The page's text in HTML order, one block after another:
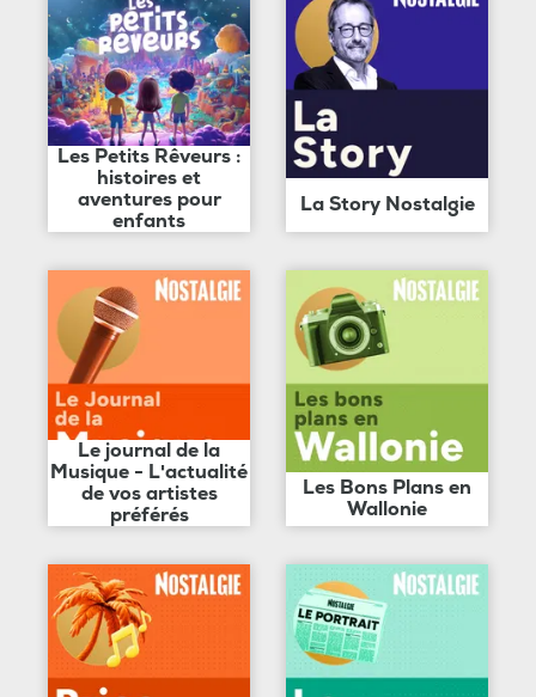
Les Petits Rêveurs :
histoires et
aventures pour
enfants
La Story Nostalgie
Le journal de la
Musique - L'actualité
de vos artistes
préférés
Les Bons Plans en
Wallonie